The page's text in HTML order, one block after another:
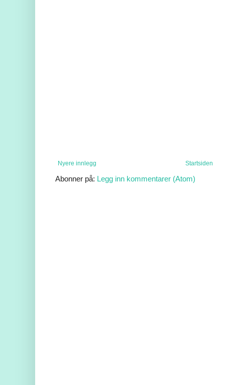
Nyere innlegg Startsiden
Abonner på: Legg inn kommentarer (Atom)